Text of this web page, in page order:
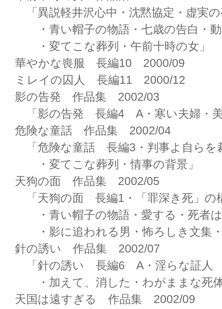
「異説軽井沢心中・沈黙協定・虚実
・青い帽子の物語・七歳の告白・動
・変てこな葬列・午前十時の女」
華やかな喪服 長編10 2000/09
ミレイの囚人 長編11 2000/12
影の告発 作品集 2002/03
「影の告発 長編4 A・寒い夫婦・
危険な童話 作品集 2002/04
「危険な童話 長編3・判事よ自らを
・変てこな葬列・情事の背景」
天狗の面 作品集 2002/05
「天狗の面 長編1・「罪深き死」
・青い帽子の物語・愛する・死者
・影に追われる男・怖ろしき文集
針の誘い 作品集 2002/07
「針の誘い 長編6 A・淫らな証人
・加えて、消した・わがままな死
天国は遠すぎる 作品集 2002/09